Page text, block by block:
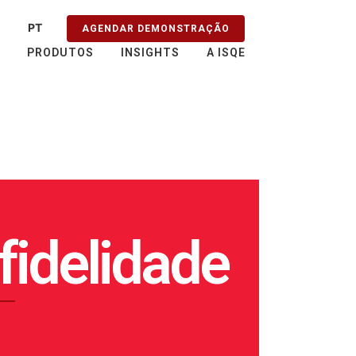
PT
EN
AGENDAR DEMONSTRAÇÃO
PRODUTOS INSIGHTS A ISQE